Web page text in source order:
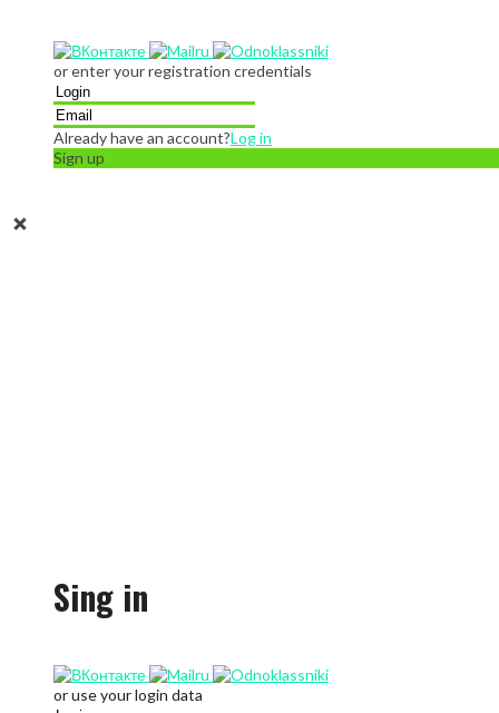
or enter your registration credentials
Already have an account?Log in
Sign up
Sing in
or use your login data